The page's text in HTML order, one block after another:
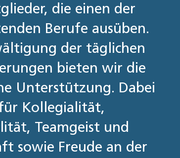
die einen der
Berufe ausüben.
der täglichen
bieten wir die
Unterstützung. Dabei
Kollegialität,
Teamgeist und
sowie Freude an der